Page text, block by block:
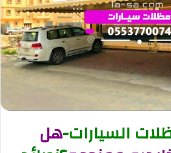
السيارات-هل